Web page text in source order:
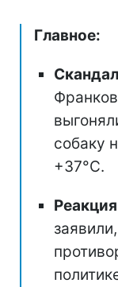
Главное:
собаку
+37°C.